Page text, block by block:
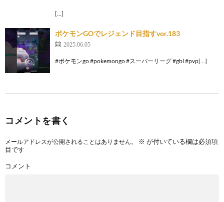
[…]
ポケモンGOでレジェンド目指すvor.183
2025.06.05
#ポケモンgo #pokemongo #スーパーリーグ #gbl #pvp[…]
コメントを書く
メールアドレスが公開されることはありません。 ※ が付いている欄は必須項
目です
コメント